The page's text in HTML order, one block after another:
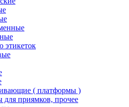
этикеток
( платформы )
приямков, прочее